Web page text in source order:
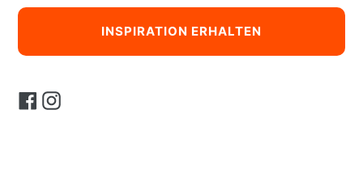
INSPIRATION ERHALTEN